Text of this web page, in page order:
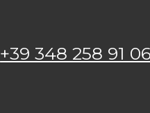
+39 348 258 91 06